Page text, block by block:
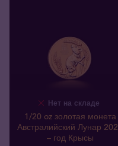
Нет на складе
1/20 oz золотая монета
Австралийский Лунар
– год Крысы